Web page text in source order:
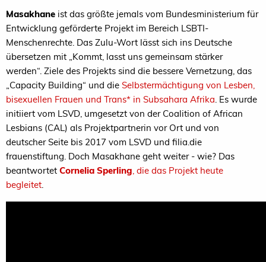
Masakhane ist das größte jemals vom Bundesministerium für
Entwicklung geförderte Projekt im Bereich LSBTI-
Menschenrechte. Das Zulu-Wort lässt sich ins Deutsche
übersetzen mit „Kommt, lasst uns gemeinsam stärker
werden“. Ziele des Projekts sind die bessere Vernetzung, das
„Capacity Building“ und die Selbstermächtigung von Lesben,
bisexuellen Frauen und Trans* in Subsahara Afrika . Es wurde
initiiert vom LSVD, umgesetzt von der Coalition of African
Lesbians (CAL ) als Projektpartnerin vor Ort und von
deutscher Seite bis 2017 vom LSVD und filia.die
frauenstiftung. Doch Masakhane geht weiter - wie? Das
beantwortet Cornelia Sperling , die das Projekt heute
begleitet